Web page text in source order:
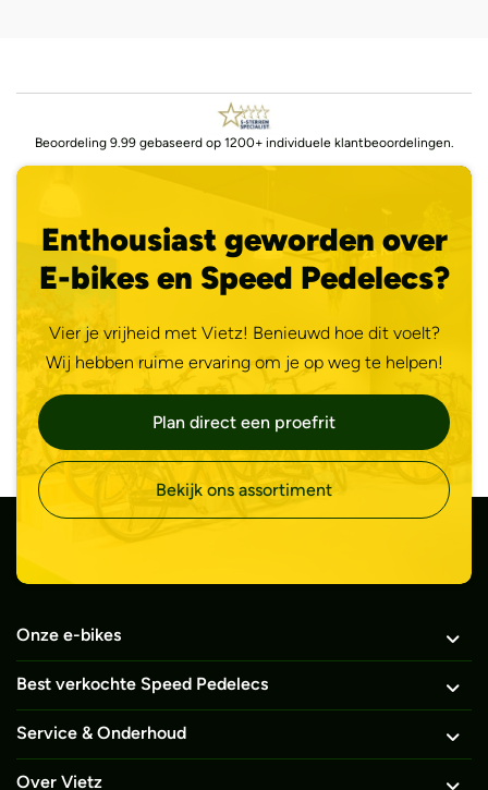
Beoordeling 9.99 gebaseerd op 1200+ individuele klantbeoordelingen.
Enthousiast geworden over
E-bikes en Speed Pedelecs?
Vier je vrijheid met Vietz! Benieuwd hoe dit voelt?
Wij hebben ruime ervaring om je op weg te helpen!
Plan direct een proefrit
Bekijk ons assortiment
Onze e-bikes
Best verkochte Speed Pedelecs
Service & Onderhoud
Over Vietz